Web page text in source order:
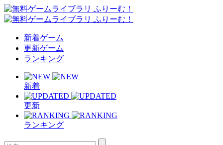
新着ゲーム
更新ゲーム
ランキング
新着
更新
ランキング